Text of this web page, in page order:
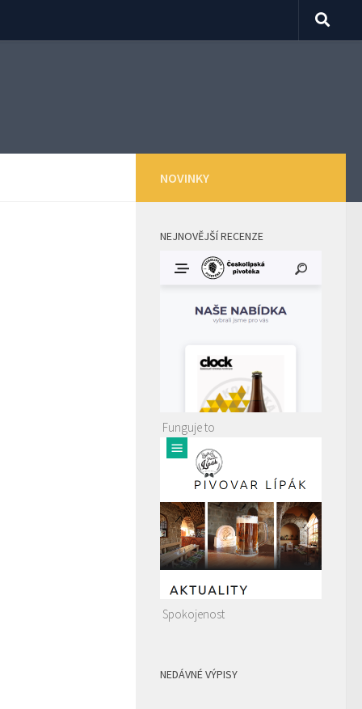
NOVINKY
NEJNOVĚJŠÍ RECENZE
Funguje to
Spokojenost
NEDÁVNÉ VÝPISY